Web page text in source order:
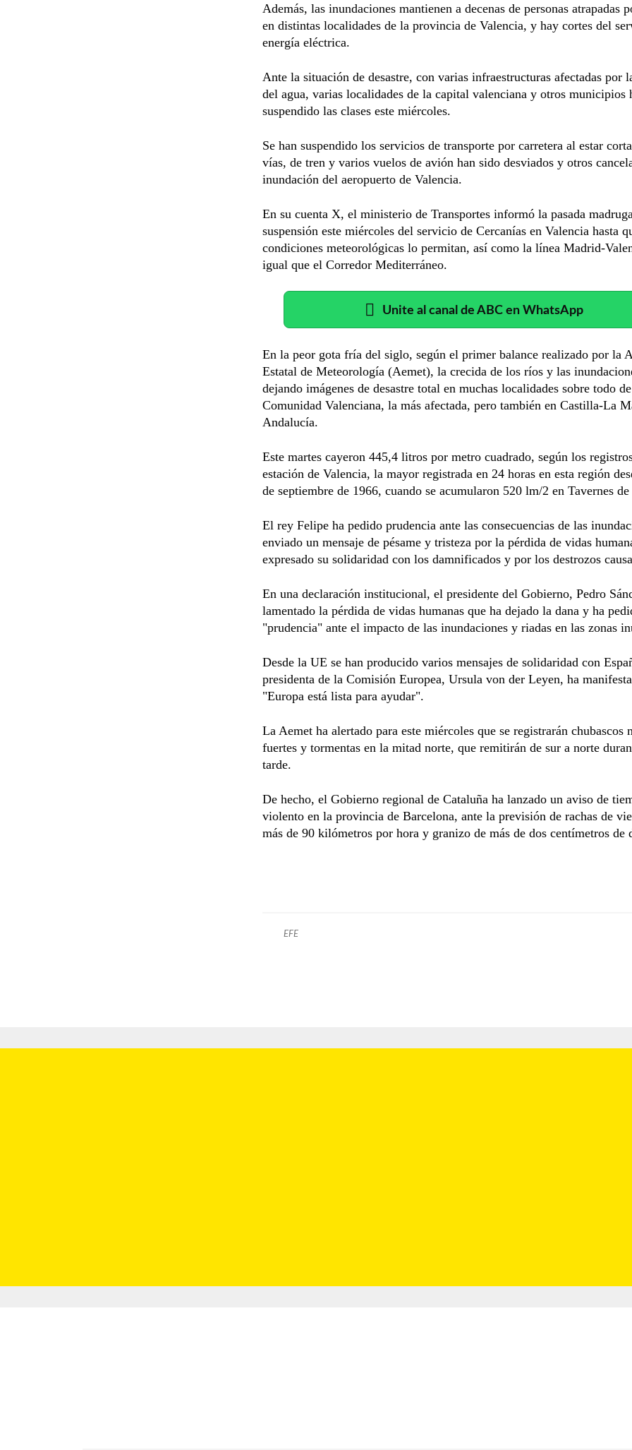
Además, las inundaciones mantienen a decenas de personas atrapadas
en distintas localidades de la provincia de Valencia, y hay cortes del
energía eléctrica.
Ante la situación de desastre, con varias infraestructuras afectadas por
del agua, varias localidades de la capital valenciana y otros municipios
suspendido las clases este miércoles.
Se han suspendido los servicios de transporte por carretera al estar
vías, de tren y varios vuelos de avión han sido desviados y otros
inundación del aeropuerto de Valencia.
En su cuenta X, el ministerio de Transportes informó la pasada
suspensión este miércoles del servicio de Cercanías en Valencia hasta
condiciones meteorológicas lo permitan, así como la línea Madrid-
igual que el Corredor Mediterráneo.
Unite al canal de ABC en WhatsApp
En la peor gota fría del siglo, según el primer balance realizado por la
Estatal de Meteorología (Aemet), la crecida de los ríos y las
dejando imágenes de desastre total en muchas localidades sobre todo
Comunidad Valenciana, la más afectada, pero también en Castilla-La
Andalucía.
Este martes cayeron 445,4 litros por metro cuadrado, según los
estación de Valencia, la mayor registrada en 24 horas en esta región
de septiembre de 1966, cuando se acumularon 520 lm/2 en Tavernes
El rey Felipe ha pedido prudencia ante las consecuencias de las
enviado un mensaje de pésame y tristeza por la pérdida de vidas
expresado su solidaridad con los damnificados y por los destrozos
En una declaración institucional, el presidente del Gobierno, Pedro
lamentado la pérdida de vidas humanas que ha dejado la dana y ha
"prudencia" ante el impacto de las inundaciones y riadas en las zonas
Desde la UE se han producido varios mensajes de solidaridad con
presidenta de la Comisión Europea, Ursula von der Leyen, ha
"Europa está lista para ayudar".
La Aemet ha alertado para este miércoles que se registrarán chubascos
fuertes y tormentas en la mitad norte, que remitirán de sur a norte
tarde.
De hecho, el Gobierno regional de Cataluña ha lanzado un aviso de
violento en la provincia de Barcelona, ante la previsión de rachas de
más de 90 kilómetros por hora y granizo de más de dos centímetros de
EFE